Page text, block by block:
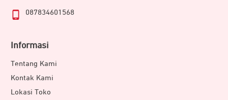
087834601568
Informasi
Tentang Kami
Kontak Kami
Lokasi Toko